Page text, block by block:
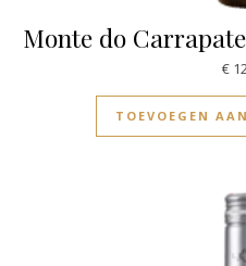
Monte do
€
TOEVOEGEN